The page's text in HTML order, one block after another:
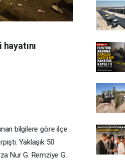
bilgilere göre ilçe
Yaklaşık 50
Nur G. Remziye G.